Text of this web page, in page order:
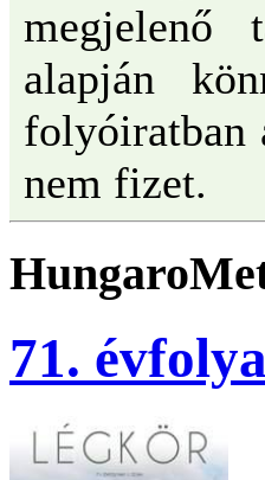
megjelenő
alapján
folyóiratban
nem fizet.
71.